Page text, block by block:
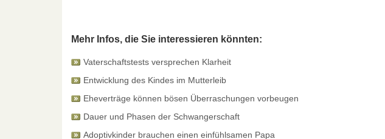
Mehr Infos, die Sie interessieren könnten:
Vaterschaftstests versprechen Klarheit
Entwicklung des Kindes im Mutterleib
Eheverträge können bösen Überraschungen vorbeugen
Dauer und Phasen der Schwangerschaft
Adoptivkinder brauchen einen einfühlsamen Papa